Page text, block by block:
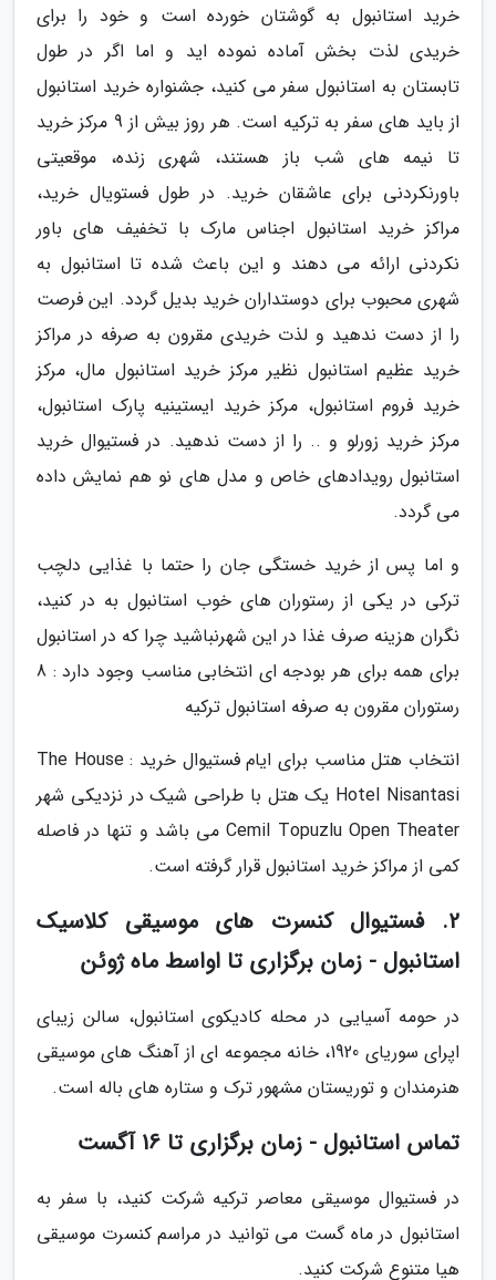
خرید استانبول به گوشتان خورده است و خود را برای
خریدی لذت بخش آماده نموده اید و اما اگر در طول
تابستان به استانبول سفر می کنید، جشنواره خرید استانبول
از باید های سفر به ترکیه است. هر روز بیش از 9 مرکز خرید
تا نیمه های شب باز هستند، شهری زنده، موقعیتی
باورنکردنی برای عاشقان خرید. در طول فستویال خرید،
مراکز خرید استانبول اجناس مارک با تخفیف های باور
نکردنی ارائه می دهند و این باعث شده تا استانبول به
شهری محبوب برای دوستداران خرید بدیل گردد. این فرصت
را از دست ندهید و لذت خریدی مقرون به صرفه در مراکز
خرید عظیم استانبول نظیر مرکز خرید استانبول مال، مرکز
خرید فروم استانبول، مرکز خرید ایستینیه پارک استانبول،
مرکز خرید زورلو و .. را از دست ندهید. در فستیوال خرید
استانبول رویدادهای خاص و مدل های نو هم نمایش داده
می گردد.
و اما پس از خرید خستگی جان را حتما با غذایی دلچب
ترکی در یکی از رستوران های خوب استانبول به در کنید،
نگران هزینه صرف غذا در این شهرنباشید چرا که در استانبول
برای همه برای هر بودجه ای انتخابی مناسب وجود دارد : 8
رستوران مقرون به صرفه استانبول ترکیه
انتخاب هتل مناسب برای ایام فستیوال خرید : The House
Hotel Nisantasi یک هتل با طراحی شیک در نزدیکی شهر
Cemil Topuzlu Open Theater می باشد و تنها در فاصله
کمی از مراکز خرید استانبول قرار گرفته است.
2. فستیوال کنسرت های موسیقی کلاسیک
استانبول - زمان برگزاری تا اواسط ماه ژوئن
در حومه آسیایی در محله کادیکوی استانبول، سالن زیبای
اپرای سوریای 1920، خانه مجموعه ای از آهنگ های موسیقی
هنرمندان و توریستان مشهور ترک و ستاره های باله است.
تماس استانبول - زمان برگزاری تا 16 آگست
در فستیوال موسیقی معاصر ترکیه شرکت کنید، با سفر به
استانبول در ماه گست می توانید در مراسم کنسرت موسیقی
هیا متنوع شرکت کنید.